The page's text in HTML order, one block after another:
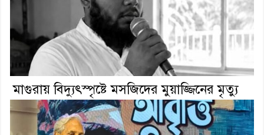
মাগুরায় বিদ্যুৎস্পৃষ্টে মসজিদের মুয়াজ্জিনের মৃত্যু